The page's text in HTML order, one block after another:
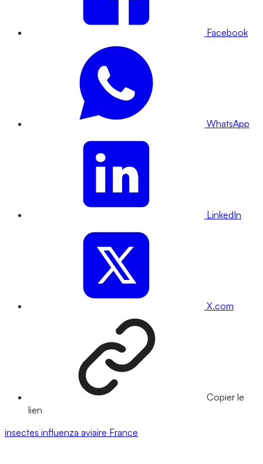
Facebook
WhatsApp
LinkedIn
X.com
Copier le
lien
insectes influenza aviaire France